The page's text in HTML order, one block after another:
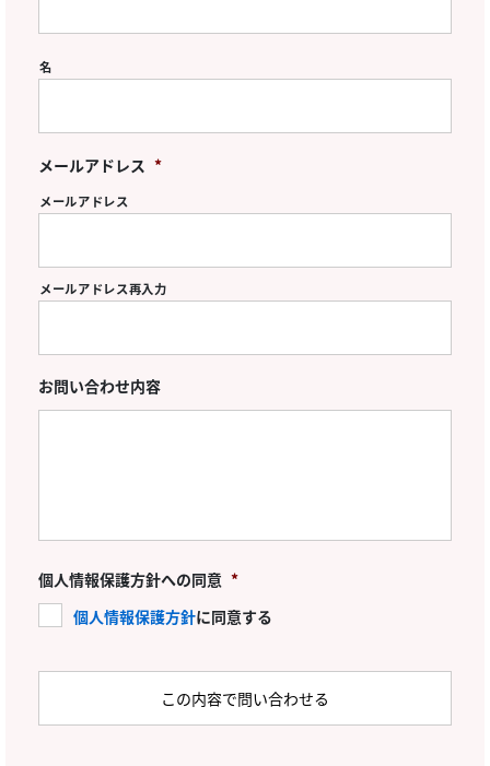
名
メールアドレス *
メールアドレス
メールアドレス再入力
お問い合わせ内容
個人情報保護方針への同意 *
個人情報保護方針に同意する